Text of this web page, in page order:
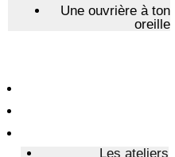
Une ouvrière à ton
oreille
Les ateliers